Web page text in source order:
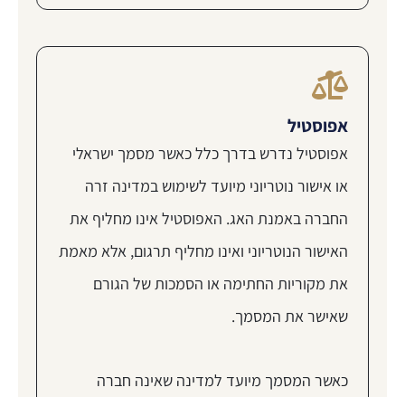
אפוסטיל
אפוסטיל נדרש בדרך כלל כאשר מסמך ישראלי
או אישור נוטריוני מיועד לשימוש במדינה זרה
החברה באמנת האג. האפוסטיל אינו מחליף את
האישור הנוטריוני ואינו מחליף תרגום, אלא מאמת
את מקוריות החתימה או הסמכות של הגורם
שאישר את המסמך.
כאשר המסמך מיועד למדינה שאינה חברה